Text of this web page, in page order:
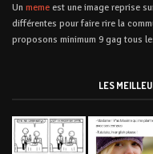
Un meme est une image reprise
différentes pour faire rire la
proposons minimum 9 gag tous
LES